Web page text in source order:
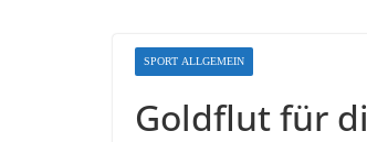
SPORT ALLGEMEIN
Goldflut für